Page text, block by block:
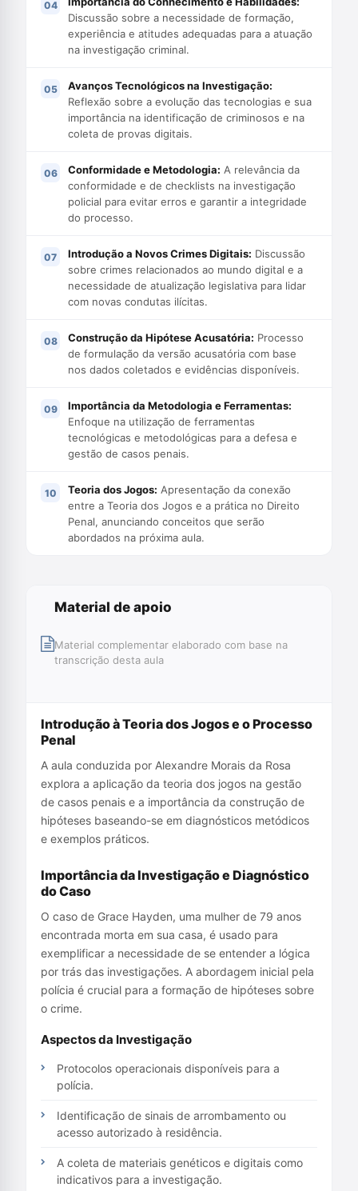
Discussão sobre a necessidade de formação,
experiência e atitudes adequadas para a atuação
na investigação criminal.
Avanços Tecnológicos na Investigação:
Reflexão sobre a evolução das tecnologias e sua
importância na identificação de criminosos e na
coleta de provas digitais.
Conformidade e Metodologia: A relevância da
conformidade e de checklists na investigação
policial para evitar erros e garantir a integridade
do processo.
Introdução a Novos Crimes Digitais: Discussão
sobre crimes relacionados ao mundo digital e a
necessidade de atualização legislativa para lidar
com novas condutas ilícitas.
Construção da Hipótese Acusatória: Processo
de formulação da versão acusatória com base
nos dados coletados e evidências disponíveis.
Importância da Metodologia e Ferramentas:
Enfoque na utilização de ferramentas
tecnológicas e metodológicas para a defesa e
gestão de casos penais.
Teoria dos Jogos: Apresentação da conexão
entre a Teoria dos Jogos e a prática no Direito
Penal, anunciando conceitos que serão
abordados na próxima aula.
Material de apoio
Material complementar elaborado com base na
transcrição desta aula
Introdução à Teoria dos Jogos e o Processo
Penal
A aula conduzida por Alexandre Morais da Rosa
explora a aplicação da teoria dos jogos na gestão
de casos penais e a importância da construção de
hipóteses baseando-se em diagnósticos metódicos
e exemplos práticos.
Importância da Investigação e Diagnóstico
do Caso
O caso de Grace Hayden, uma mulher de 79 anos
encontrada morta em sua casa, é usado para
exemplificar a necessidade de se entender a lógica
por trás das investigações. A abordagem inicial pela
polícia é crucial para a formação de hipóteses sobre
o crime.
Aspectos da Investigação
Protocolos operacionais disponíveis para a
polícia.
Identificação de sinais de arrombamento ou
acesso autorizado à residência.
A coleta de materiais genéticos e digitais como
indicativos para a investigação.